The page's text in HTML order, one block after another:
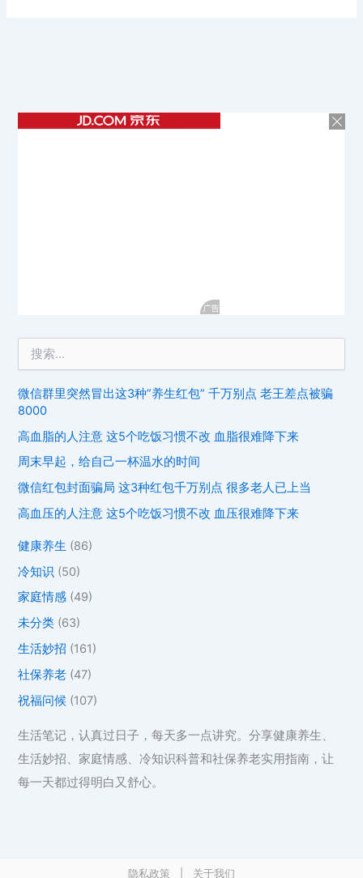
微信群里突然冒出这3种”养生红包” 千万别点 老王差点被骗
8000
高血脂的人注意 这5个吃饭习惯不改 血脂很难降下来
周末早起，给自己一杯温水的时间
微信红包封面骗局 这3种红包千万别点 很多老人已上当
高血压的人注意 这5个吃饭习惯不改 血压很难降下来
健康养生 (86)
冷知识 (50)
家庭情感 (49)
未分类 (63)
生活妙招 (161)
社保养老 (47)
祝福问候 (107)
生活笔记，认真过日子，每天多一点讲究。分享健康养生、
生活妙招、家庭情感、冷知识科普和社保养老实用指南，让
每一天都过得明白又舒心。
隐私政策 关于我们